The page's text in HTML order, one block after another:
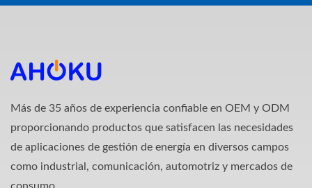
Más de 35 años de experiencia confiable en OEM y ODM
proporcionando productos que satisfacen las necesidades
de aplicaciones de gestión de energía en diversos campos
como industrial, comunicación, automotriz y mercados de
consumo.